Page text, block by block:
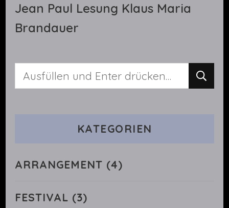
Jean Paul Lesung Klaus Maria
Brandauer
Suchst
KATEGORIEN
ARRANGEMENT (4)
FESTIVAL (3)